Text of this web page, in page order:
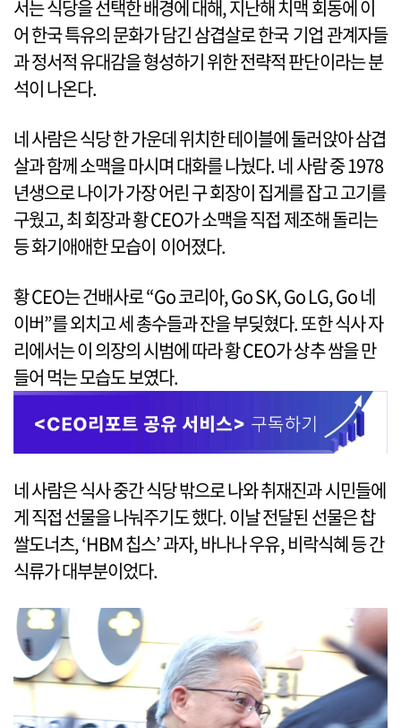
서는 식당을 선택한 배경에 대해, 지난해 치맥 회동에 이
어 한국 특유의 문화가 담긴 삼겹살로 한국 기업 관계자들
과 정서적 유대감을 형성하기 위한 전략적 판단이라는 분
석이 나온다.
네 사람은 식당 한 가운데 위치한 테이블에 둘러앉아 삼겹
살과 함께 소맥을 마시며 대화를 나눴다. 네 사람 중 1978
년생으로 나이가 가장 어린 구 회장이 집게를 잡고 고기를
구웠고, 최 회장과 황 CEO가 소맥을 직접 제조해 돌리는
등 화기애애한 모습이 이어졌다.
황 CEO는 건배사로 “Go 코리아, Go SK, Go LG, Go 네
이버”를 외치고 세 총수들과 잔을 부딪혔다. 또한 식사 자
리에서는 이 의장의 시범에 따라 황 CEO가 상추 쌈을 만
들어 먹는 모습도 보였다.
네 사람은 식사 중간 식당 밖으로 나와 취재진과 시민들에
게 직접 선물을 나눠주기도 했다. 이날 전달된 선물은 찹
쌀도너츠, ‘HBM 칩스’ 과자, 바나나 우유, 비락식혜 등 간
식류가 대부분이었다.